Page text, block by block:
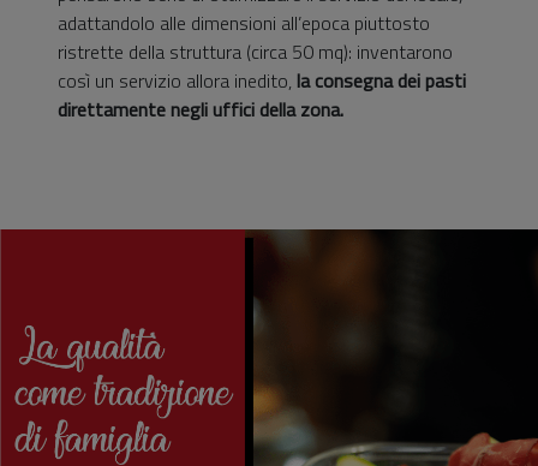
adattandolo alle dimensioni all’epoca piuttosto
ristrette della struttura (circa 50 mq): inventarono
così un servizio allora inedito, la consegna dei pasti
direttamente negli uffici della zona.